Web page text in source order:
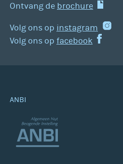
Ontvang de brochure
Volg ons op instagram
Volg ons op facebook
ANBI